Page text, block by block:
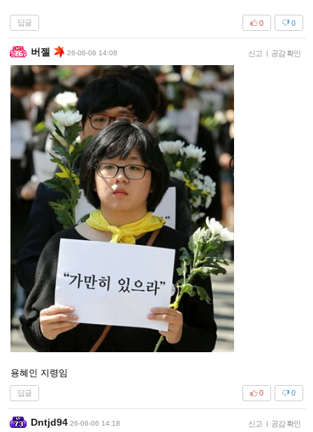
답글 0
0
버젤 26-06-06 14:08 신고 | 공감 확인
용혜인 지령임
답글 0
0
Dntjd94 26-06-06 14:18 신고 | 공감 확인